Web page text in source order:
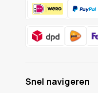
Snel navigeren